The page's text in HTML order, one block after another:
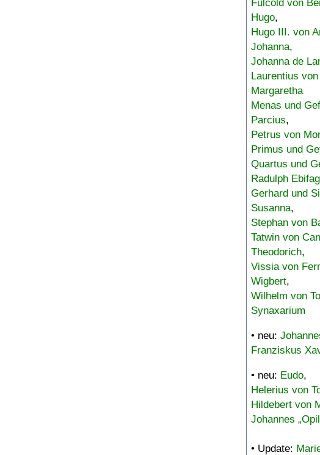
Fulcold von
Hugo,
Hugo III. von
Johanna,
Johanna de
Laurentius
Margaretha
Menas und
Parcius,
Petrus von
Primus und
Quartus und
Radulph
Gerhard und
Susanna,
Stephan von
Tatwin von
Theodorich,
Vissia von
Wigbert,
Wilhelm von
Synaxarium
• neu:
Franziskus
• neu: Eudo,
Helerius von
Hildebert von
Johannes
• Update: